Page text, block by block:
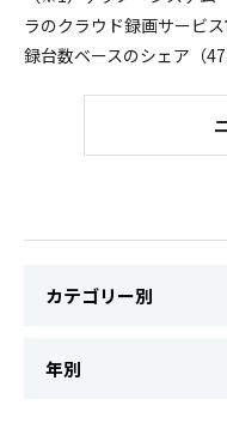
ラのクラウド録画サービ
録台数ベースのシェア（